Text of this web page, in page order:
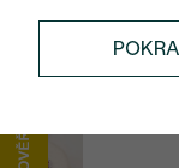
PŘÍVĚSKY A